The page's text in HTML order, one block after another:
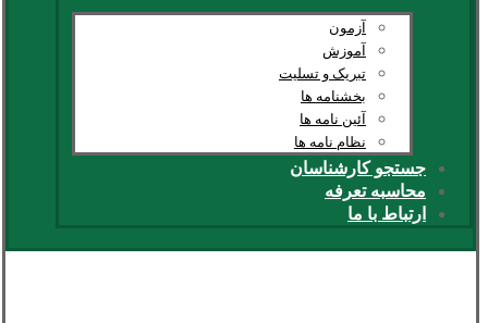
آزمون
آموزش
تبریک و تسلیت
بخشنامه ها
آئین نامه ها
نظام نامه ها
جستجو کارشناسان
محاسبه تعرفه
ارتباط با ما